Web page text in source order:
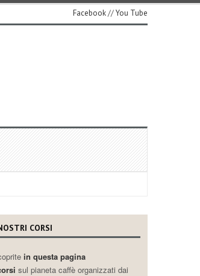
Facebook//You Tube
CORSI
in questa pagina
sul pianeta caffè organizzati dai